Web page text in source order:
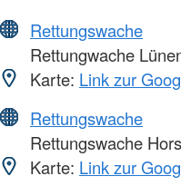
Rettungswache
Rettungwache
Karte: Link zur
Rettungswache
Rettungswache
Karte: Link zur